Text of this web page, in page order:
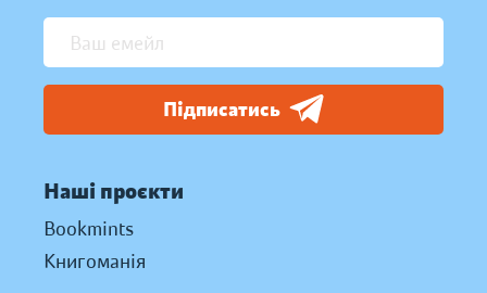
Підписатись
Наші проєкти
Bookmints
Книгоманія